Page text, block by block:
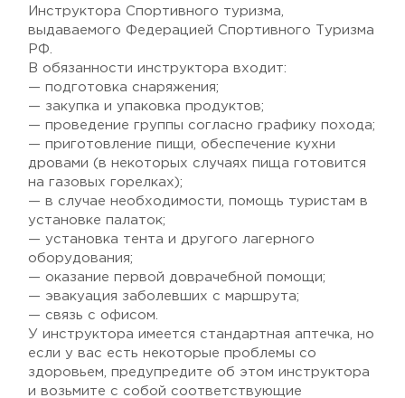
Инструктора Спортивного туризма,
выдаваемого Федерацией Спортивного Туризма
РФ.
В обязанности инструктора входит:
— подготовка снаряжения;
— закупка и упаковка продуктов;
— проведение группы согласно графику похода;
— приготовление пищи, обеспечение кухни
дровами (в некоторых случаях пища готовится
на газовых горелках);
— в случае необходимости, помощь туристам в
установке палаток;
— установка тента и другого лагерного
оборудования;
— оказание первой доврачебной помощи;
— эвакуация заболевших с маршрута;
— связь с офисом.
У инструктора имеется стандартная аптечка, но
если у вас есть некоторые проблемы со
здоровьем, предупредите об этом инструктора
и возьмите с собой соответствующие